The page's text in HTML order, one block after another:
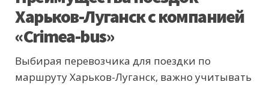
Харьков-Луганск с компанией
«Crimea-bus»
Выбирая перевозчика для поездки по
маршруту Харьков-Луганск, важно учитывать